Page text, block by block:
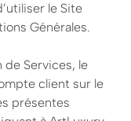
le Site
Générales.
de Services, le
client sur le
présentes